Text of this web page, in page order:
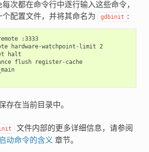
次都在命令行中逐行输入这些命令，
个配置文件，并将其命名为
gdbinit :
:3333
hardware-watchpoint-limit 2
halt
flush register-cache
存在当前目录中。
文件内部的更多详细信息，请参阅
动命令的含义 章节。